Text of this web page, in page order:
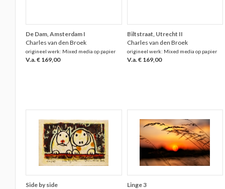
De Dam, Amsterdam I
Charles van den Broek
origineel werk: Mixed media op papier
V.a. € 169,00
Biltstraat, Utrecht II
Charles van den Broek
origineel werk: Mixed media op papier
V.a. € 169,00
Side by side
Linge 3